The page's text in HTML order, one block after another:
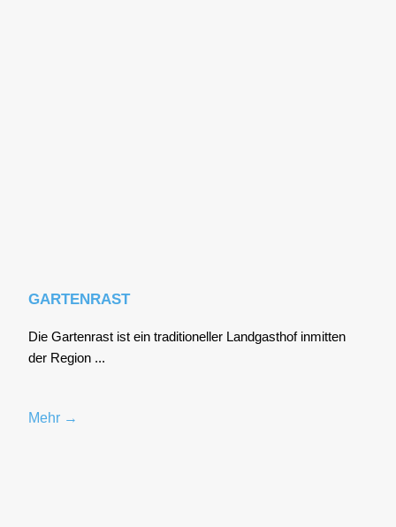
GARTENRAST
Die Gar­ten­rast ist ein tra­di­tio­nel­ler Land­gast­hof inmit­ten
der Regi­on ...
Mehr →